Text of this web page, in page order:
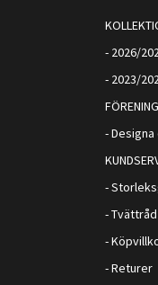
- 2026/
- 2023/
-
-
- Tvättråd
-
- Returer